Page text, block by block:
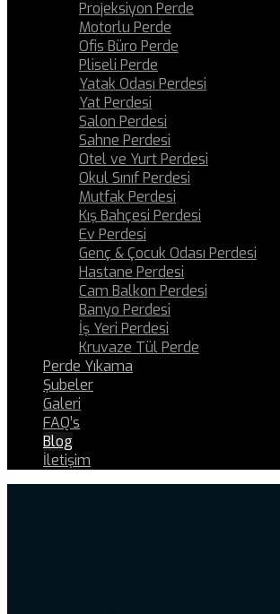
Projeksiyon Perde
Motorlu Perde
Ofis Büro Perde
Pliseli Perde
Yatak Odası Perdesi
Yat Perdesi
Salon Perdesi
Sahne Perdesi
Otel ve Yurt Perdesi
Okul Sınıf Perdesi
Mutfak Perdesi
Kış Bahçesi Perdesi
Ev Perdesi
Genç & Çocuk Odası Perdesi
Hastane Perdesi
Cam Balkon Perdesi
Banyo Perdesi
İş Yeri Perdesi
Kruvaze Tül Perde
Perde Yıkama
Şubeler
Galeri
FAQ’s
Blog
İletişim